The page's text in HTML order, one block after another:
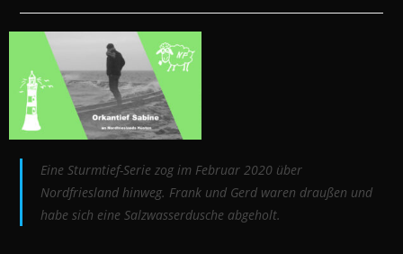
Eine Sturmtief-Serie zog im Februar 2020 über
Nordfriesland hinweg. Frank und Gerd waren draußen und
habe sich eine Salzwasserdusche abgeholt.